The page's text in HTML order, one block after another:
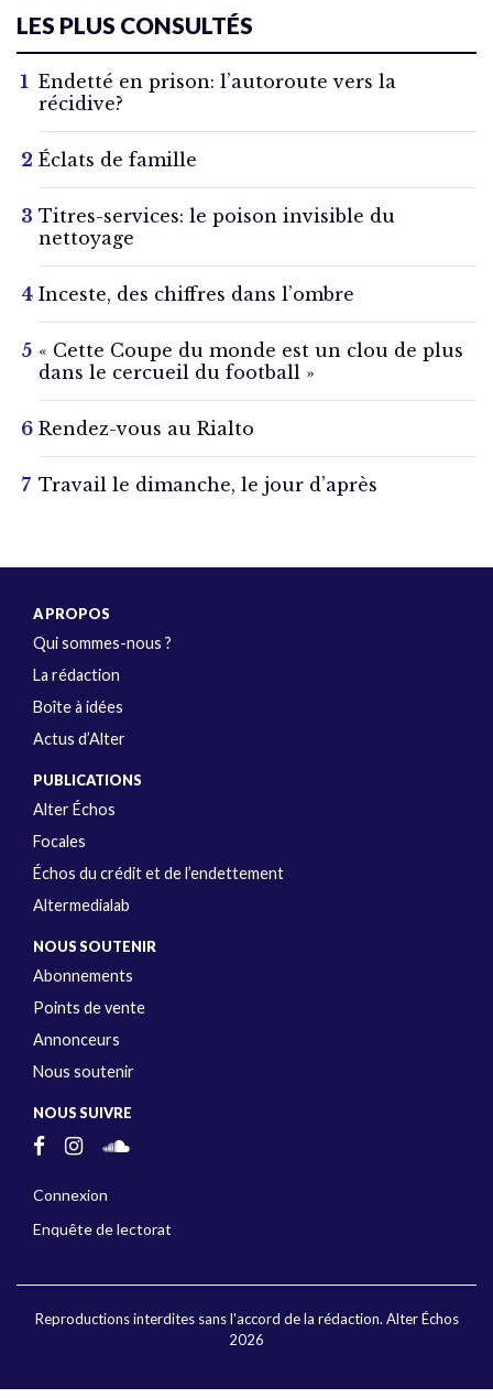
LES PLUS CONSULTÉS
Endetté en prison: l’autoroute vers la
récidive?
Éclats de famille
Titres-services: le poison invisible du
nettoyage
Inceste, des chiffres dans l’ombre
« Cette Coupe du monde est un clou de plus
dans le cercueil du football »
Rendez-vous au Rialto
Travail le dimanche, le jour d’après
A PROPOS
Qui sommes-nous ?
La rédaction
Boîte à idées
Actus d’Alter
PUBLICATIONS
Alter Échos
Focales
Échos du crédit et de l’endettement
Altermedialab
NOUS SOUTENIR
Abonnements
Points de vente
Annonceurs
Nous soutenir
NOUS SUIVRE
Connexion
Enquête de lectorat
Reproductions interdites sans l'accord de la rédaction. Alter Échos
2026